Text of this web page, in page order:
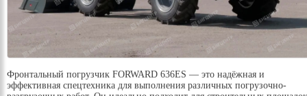
Фронтальный погрузчик FORWARD 636ES — это надёжная и
эффективная спецтехника для выполнения различных погрузочно-